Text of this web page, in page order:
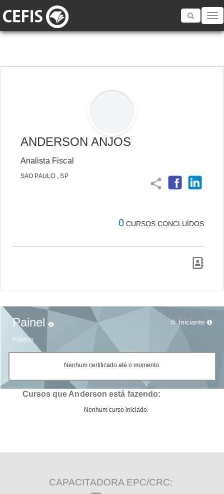
Toggle
ANDERSON ANJOS
Analista Fiscal
SAO PAULO , SP
share
0 CURSOS CONCLUÍDOS
Painel
Público
star_border Iniciante
Nenhum certificado até o momento.
Cursos que Anderson está fazendo:
Nenhum curso iniciado.
CAPACITADORA EPC/CRC: